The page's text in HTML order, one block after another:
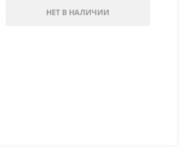
НЕТ В НАЛИЧИИ